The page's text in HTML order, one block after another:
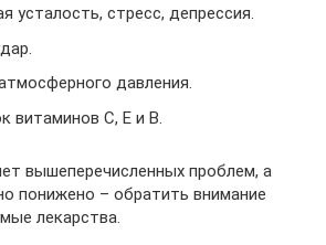
усталость, стресс, депрессия.
давления.
витаминов С, Е и В.
вышеперечисленных проблем, а
понижено – обратить внимание
лекарства.